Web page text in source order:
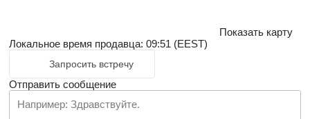
Показать карту
Локальное время продавца: 09:51 (EEST)
Запросить встречу
Отправить сообщение